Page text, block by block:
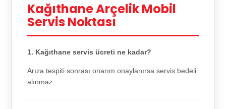
Kağıthane Arçelik Mobil
Servis Noktası
1. Kağıthane servis ücreti ne kadar?
Arıza tespiti sonrası onarım onaylanırsa servis bedeli
alınmaz.